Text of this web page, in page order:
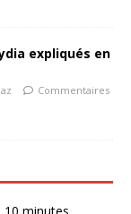
expliqués en
Commentaires